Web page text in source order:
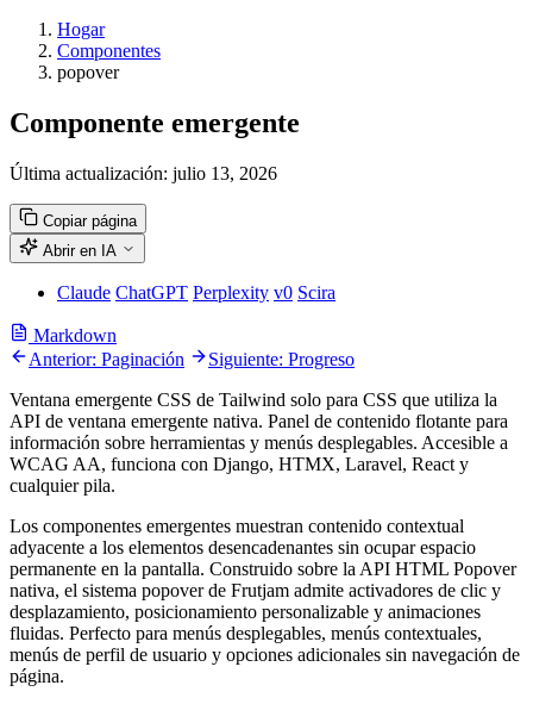
Hogar
Componentes
popover
Componente emergente
Última actualización: julio 13, 2026
Copiar página
Abrir en IA
Claude ChatGPT Perplexity v0 Scira
Markdown
Anterior: Paginación
Siguiente: Progreso
Ventana emergente CSS de Tailwind solo para CSS que utiliza la
API de ventana emergente nativa. Panel de contenido flotante para
información sobre herramientas y menús desplegables. Accesible a
WCAG AA, funciona con Django, HTMX, Laravel, React y
cualquier pila.
Los componentes emergentes muestran contenido contextual
adyacente a los elementos desencadenantes sin ocupar espacio
permanente en la pantalla. Construido sobre la API HTML Popover
nativa, el sistema popover de Frutjam admite activadores de clic y
desplazamiento, posicionamiento personalizable y animaciones
fluidas. Perfecto para menús desplegables, menús contextuales,
menús de perfil de usuario y opciones adicionales sin navegación de
página.